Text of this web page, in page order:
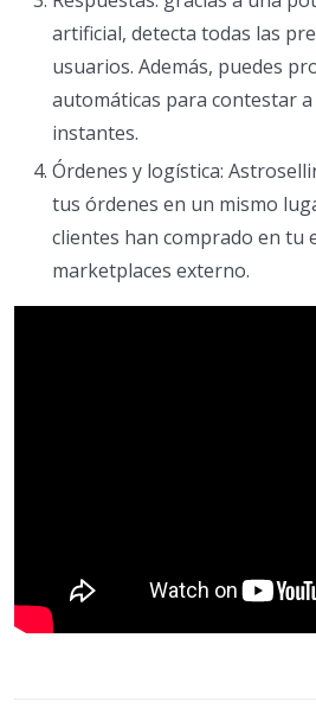
artificial, detecta todas las
usuarios. Además, puedes
automáticas para contestar
instantes.
Órdenes y logística:
tus órdenes en un mismo
clientes han comprado en tu
marketplaces externo.